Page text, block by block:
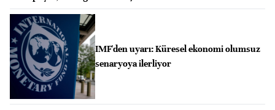
IMF'den uyarı: Küresel ekonomi olumsuz
senaryoya ilerliyor